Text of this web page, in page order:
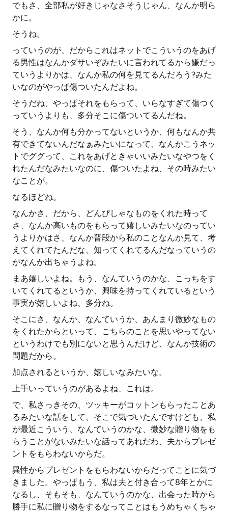
でもさ、全部私が好きじゃなさそうじゃん、なんか明ら
かに。
そうね。
っていうのが、だからこれはネットでこういうのをあげ
る男性はなんかダサいぞみたいに言われてるから嫌だっ
ていうよりかは、なんか私の何を見てるんだろう?みた
いなのがやっぱ傷ついたんだよね。
そうだね、やっぱそれをもらって、いらなすぎて傷つく
っていうよりも、多分そこに傷ついてるんだね。
そう、なんか何も分かってないというか、何もなんか共
有できてないんだなぁみたいになって、なんかこうネッ
トでググって、これをあげときゃいいみたいなやつをく
れたんだなみたいなのに、傷ついたよね、その時みたい
なことが。
なるほどね。
なんかさ、だから、どんぴしゃなものをくれた時って
さ、なんか高いものをもらって嬉しいみたいなのってい
うよりかはさ、なんか普段から私のことなんか見て、考
えてくれてたんだな、知ってくれてるんだなっていうの
がなんか出ちゃうよね。
まあ嬉しいよね。もう、なんていうのかな、こっちをす
いてくれてるというか、興味を持ってくれているという
事実が嬉しいよね、多分ね。
そこにさ、なんか、なんていうか、あんまり微妙なもの
をくれたからといって、こちらのことを思いやってない
というわけでも別にないと思うんだけど、なんか技術の
問題だから。
加点されるというか、嬉しいなみたいな。
上手いっていうのがあるよね、これは。
で、私さっきその、ツッキーがコットンもらったことあ
るみたいな話をして、そこで気づいたんですけども、私
が最近こういう、なんていうのかな、微妙な贈り物をも
らうことがないみたいな話ってあれだわ、夫からプレゼ
ントをもらわないからだ。
異性からプレゼントをもらわないからだってことに気づ
きました。やっぱもう、私は夫と付き合って8年とかに
なるし、そもそも、なんていうのかな、出会った時から
勝手に私に贈り物をするなってことはもうめちゃくちゃ